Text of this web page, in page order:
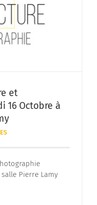
et
16 Octobre à
Pierre Lamy